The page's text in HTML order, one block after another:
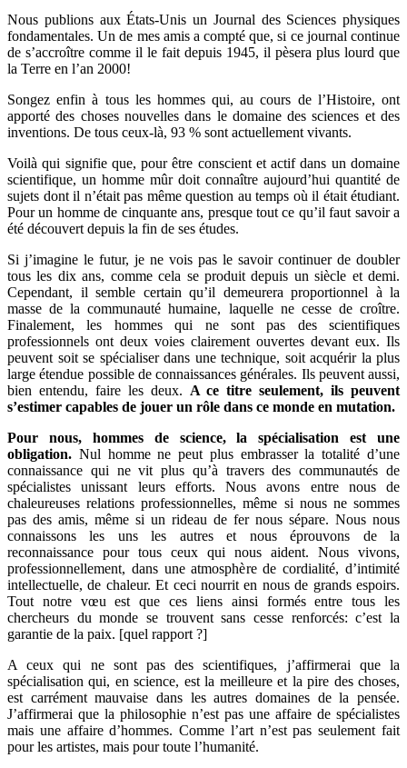
Nous publions aux États-Unis un Journal des Sciences physiques
fondamentales. Un de mes amis a compté que, si ce journal continue
de s’accroître comme il le fait depuis 1945, il pèsera plus lourd que
la Terre en l’an 2000!
Songez enfin à tous les hommes qui, au cours de l’Histoire, ont
apporté des choses nouvelles dans le domaine des sciences et des
inventions. De tous ceux-là, 93 % sont actuellement vivants.
Voilà qui signifie que, pour être conscient et actif dans un domaine
scientifique, un homme mûr doit connaître aujourd’hui quantité de
sujets dont il n’était pas même question au temps où il était étudiant.
Pour un homme de cinquante ans, presque tout ce qu’il faut savoir a
été découvert depuis la fin de ses études.
Si j’imagine le futur, je ne vois pas le savoir continuer de doubler
tous les dix ans, comme cela se produit depuis un siècle et demi.
Cependant, il semble certain qu’il demeurera proportionnel à la
masse de la communauté humaine, laquelle ne cesse de croître.
Finalement, les hommes qui ne sont pas des scientifiques
professionnels ont deux voies clairement ouvertes devant eux. Ils
peuvent soit se spécialiser dans une technique, soit acquérir la plus
large étendue possible de connaissances générales. Ils peuvent aussi,
bien entendu, faire les deux. A ce titre seulement, ils peuvent
s’estimer capables de jouer un rôle dans ce monde en mutation.
Pour nous, hommes de science, la spécialisation est une
obligation. Nul homme ne peut plus embrasser la totalité d’une
connaissance qui ne vit plus qu’à travers des communautés de
spécialistes unissant leurs efforts. Nous avons entre nous de
chaleureuses relations professionnelles, même si nous ne sommes
pas des amis, même si un rideau de fer nous sépare. Nous nous
connaissons les uns les autres et nous éprouvons de la
reconnaissance pour tous ceux qui nous aident. Nous vivons,
professionnellement, dans une atmosphère de cordialité, d’intimité
intellectuelle, de chaleur. Et ceci nourrit en nous de grands espoirs.
Tout notre vœu est que ces liens ainsi formés entre tous les
chercheurs du monde se trouvent sans cesse renforcés: c’est la
garantie de la paix. [quel rapport ?]
A ceux qui ne sont pas des scientifiques, j’affirmerai que la
spécialisation qui, en science, est la meilleure et la pire des choses,
est carrément mauvaise dans les autres domaines de la pensée.
J’affirmerai que la philosophie n’est pas une affaire de spécialistes
mais une affaire d’hommes. Comme l’art n’est pas seulement fait
pour les artistes, mais pour toute l’humanité.